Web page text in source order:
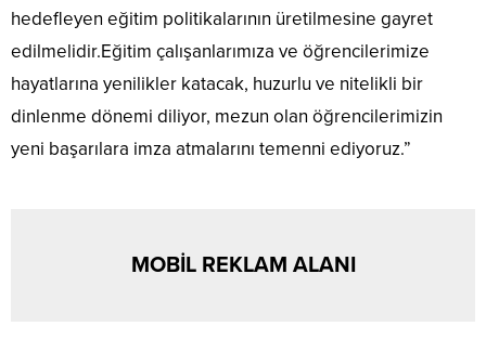
hedefleyen eğitim politikalarının üretilmesine gayret
edilmelidir.Eğitim çalışanlarımıza ve öğrencilerimize
hayatlarına yenilikler katacak, huzurlu ve nitelikli bir
dinlenme dönemi diliyor, mezun olan öğrencilerimizin
yeni başarılara imza atmalarını temenni ediyoruz.”
MOBİL REKLAM ALANI